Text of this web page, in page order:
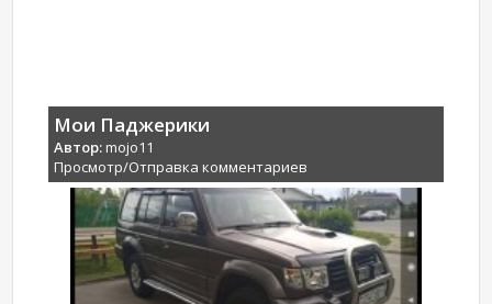
Мои Паджерики
Автор:mojo11
Просмотр/Отправка комментариев